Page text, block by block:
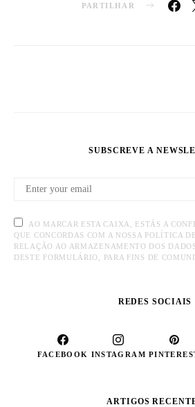
PARTILHAR
SUBSCREVE A
AO MARCAR ESTA CAIXA, ESTÁS A
QUE CONCORDAS COM A NOSSA POLÍTICA
RELAÇÃO AO ARMAZENAMENTO DOS
DESTE FORMULÁRIO, PARA FINS DE
REDES SOCIAIS
FACEBOOK INSTAGRAM
ARTIGOS